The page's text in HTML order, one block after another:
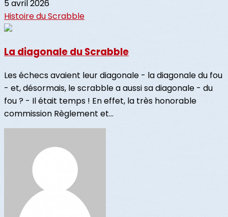
5 avril 2026
Histoire du Scrabble
La diagonale du Scrabble
Les échecs avaient leur diagonale - la diagonale du fou
- et, désormais, le scrabble a aussi sa diagonale - du
fou ? - Il était temps ! En effet, la très honorable
commission Règlement et...